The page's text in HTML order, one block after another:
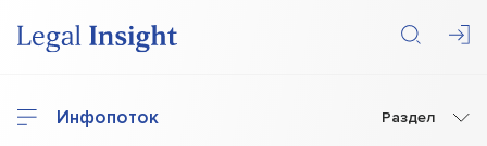
Инфопоток Раздел